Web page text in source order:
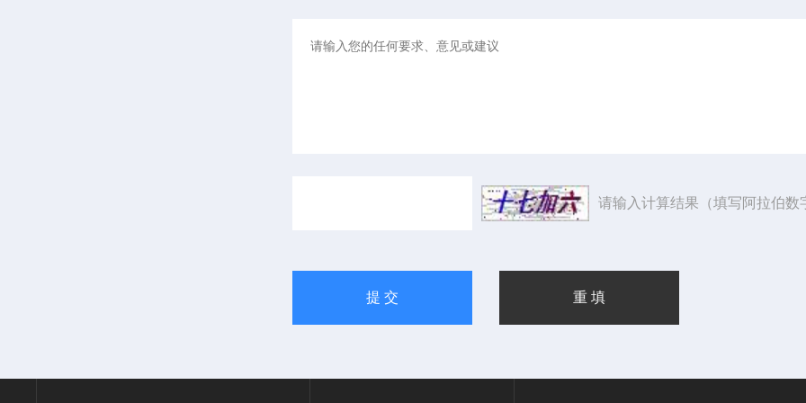
请输入计算结果（填写阿拉伯数